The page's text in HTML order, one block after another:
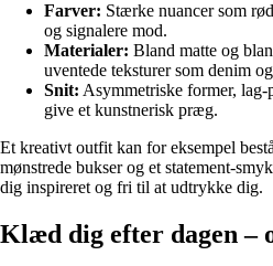
Farver: Stærke nuancer som
og signalere mod.
Materialer: Bland matte og
uventede teksturer som denim
Snit: Asymmetriske former,
give et kunstnerisk præg.
Et kreativt outfit kan for eksempel
mønstrede bukser og et statement-
dig inspireret og fri til at udtrykke dig.
Klæd dig efter dagen –